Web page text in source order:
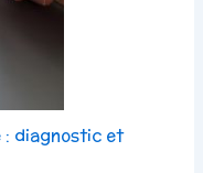
: diagnostic et